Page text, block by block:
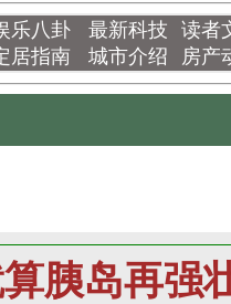
乐八卦 最新科技 读者
居指南 城市介绍 房产
胰岛再强